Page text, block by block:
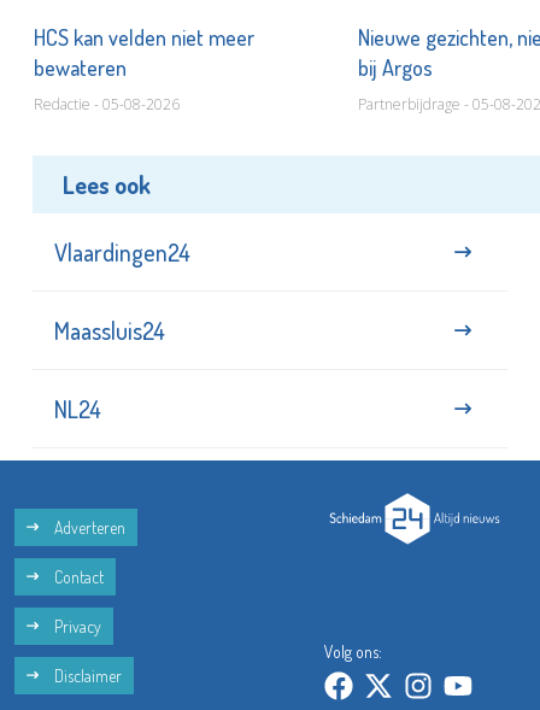
HCS kan velden niet meer
bewateren
Redactie - 05-08-2026
Nieuwe gezichten,
bij Argos
Partnerbijdrage - 05-08-
Lees ook
Vlaardingen24
Maassluis24
NL24
Adverteren
Contact
Privacy
Disclaimer
Volg ons: